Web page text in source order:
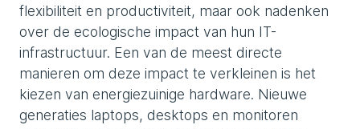
flexibiliteit en productiviteit, maar ook nadenken
over de ecologische impact van hun IT-
infrastructuur. Een van de meest directe
manieren om deze impact te verkleinen is het
kiezen van energiezuinige hardware. Nieuwe
generaties laptops, desktops en monitoren